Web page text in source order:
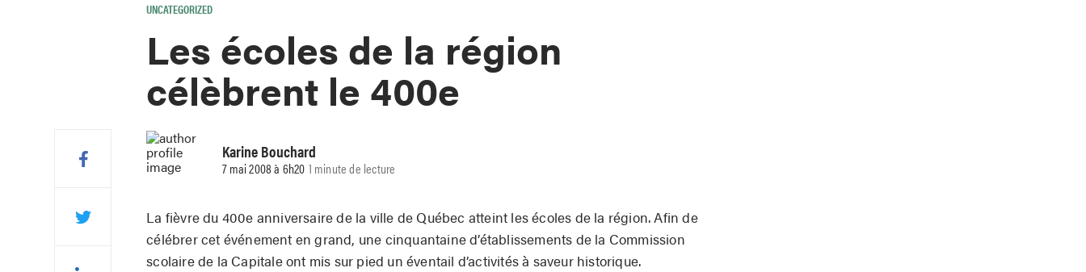
UNCATEGORIZED
Les écoles de la région
célèbrent le 400e
Karine Bouchard
7 mai 2008 à 6h20 1 minute de lecture
La fièvre du 400e anniversaire de la ville de Québec atteint les écoles de la région. Afin de
célébrer cet événement en grand, une cinquantaine d’établissements de la Commission
scolaire de la Capitale ont mis sur pied un éventail d’activités à saveur historique.